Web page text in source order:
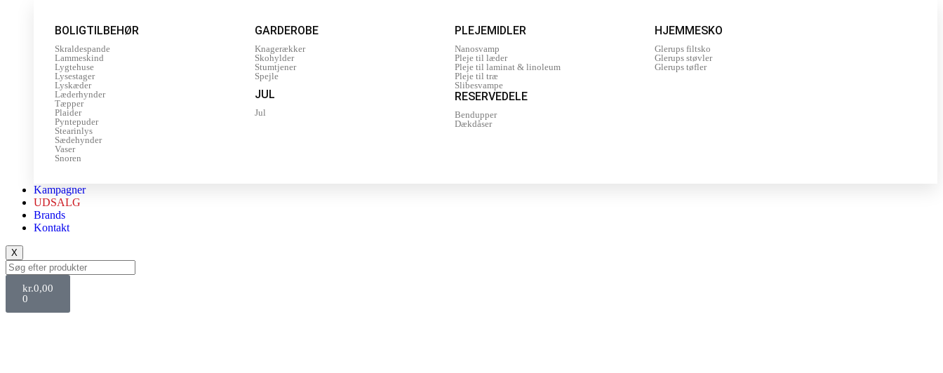
BOLIGTILBEHØR
Skraldespande
Lammeskind
Lygtehuse
Lysestager
Lyskæder
Læderhynder
Tæpper
Plaider
Pyntepuder
Stearinlys
Sædehynder
Vaser
Snoren
GARDEROBE
Knagerækker
Skohylder
Stumtjener
Spejle
JUL
Jul
PLEJEMIDLER
Nanosvamp
Pleje til læder
Pleje til laminat & linoleum
Pleje til træ
Slibesvampe
RESERVEDELE
Bendupper
Dækdåser
HJEMMESKO
Glerups filtsko
Glerups støvler
Glerups tøfler
Kampagner
UDSALG
Brands
Kontakt
X
kr.0,00
0